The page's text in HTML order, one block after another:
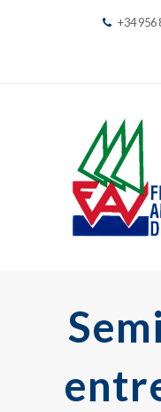
+34 956